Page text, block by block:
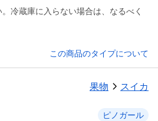
冷蔵庫に入らない場合は、なるべく
この商品のタイプについて
果物 スイカ
ピノガール